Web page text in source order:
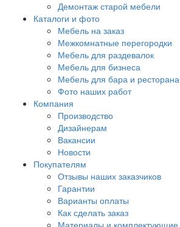
Демонтаж старой мебели
Каталоги и фото
Мебель на заказ
Межкомнатные перегородки
Мебель для раздевалок
Мебель для бизнеса
Мебель для бара и ресторана
Фото наших работ
Компания
Производство
Дизайнерам
Вакансии
Новости
Покупателям
Отзывы наших заказчиков
Гарантии
Варианты оплаты
Как сделать заказ
Материалы и комплектующие